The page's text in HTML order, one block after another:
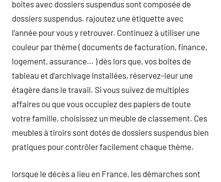
boites avec dossiers suspendus sont composée de
dossiers suspendus. rajoutez une étiquette avec
l’année pour vous y retrouver. Continuez à utiliser une
couleur par thème ( documents de facturation, finance,
logement, assurance… ) dès lors que, vos boites de
tableau et d’archivage installées, réservez-leur une
étagère dans le travail. Si vous suivez de multiples
affaires ou que vous occupiez des papiers de toute
votre famille, choisissez un meuble de classement. Ces
meubles à tiroirs sont dotés de dossiers suspendus bien
pratiques pour contrôler facilement chaque thème.
lorsque le décès a lieu en France, les démarches sont